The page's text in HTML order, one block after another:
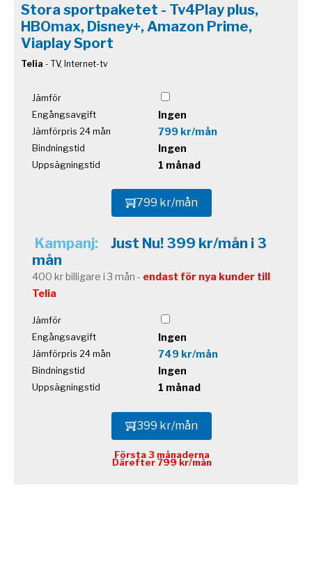
Stora sportpaketet - Tv4Play plus,
HBOmax, Disney+, Amazon Prime,
Viaplay Sport
Telia - TV, Internet-tv
Jämför
Engångsavgift
Ingen
Jämförpris 24 mån 799 kr/mån
Bindningstid Ingen
Uppsägningstid 1 månad
799 kr/mån
Kampanj:
Just Nu! 399 kr/mån i 3
mån
400 kr billigare i 3 mån - endast för nya kunder till
Telia
Jämför
Engångsavgift
Ingen
Jämförpris 24 mån 749 kr/mån
Bindningstid Ingen
Uppsägningstid 1 månad
399 kr/mån
Första 3 månaderna
Därefter 799 kr/mån